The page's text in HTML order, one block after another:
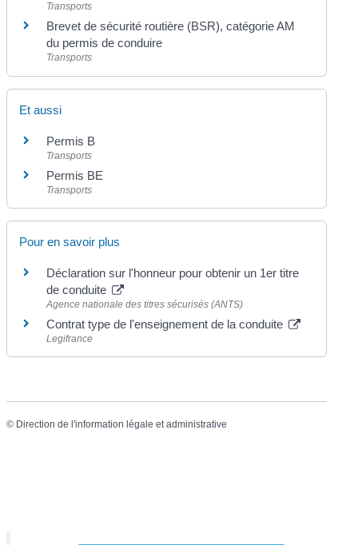
Transports
Brevet de sécurité routière (BSR), catégorie AM
du permis de conduire
Transports
Et aussi
Permis B
Transports
Permis BE
Transports
Pour en savoir plus
Déclaration sur l'honneur pour obtenir un 1er titre
de conduite
Agence nationale des titres sécurisés (ANTS)
Contrat type de l'enseignement de la conduite
Legifrance
© Direction de l'information légale et administrative